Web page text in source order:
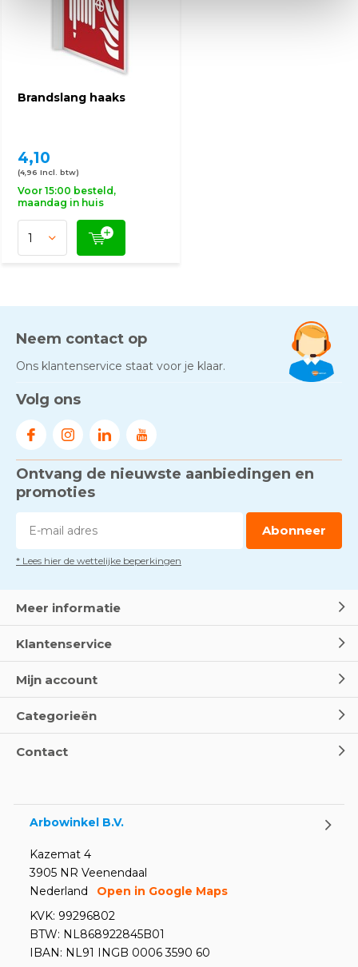
Brandslang haaks
4,10
(4,96 Incl. btw)
Voor 15:00 besteld,
maandag in huis
Neem contact op
Ons klantenservice staat voor je klaar.
Volg ons
Ontvang de nieuwste aanbiedingen en
promoties
Abonneer
* Lees hier de wettelijke beperkingen
Meer informatie
Klantenservice
Mijn account
Categorieën
Contact
Arbowinkel B.V.
Kazemat 4
3905 NR Veenendaal
Nederland
Open in Google Maps
KVK: 99296802
BTW: NL868922845B01
IBAN: NL91 INGB 0006 3590 60